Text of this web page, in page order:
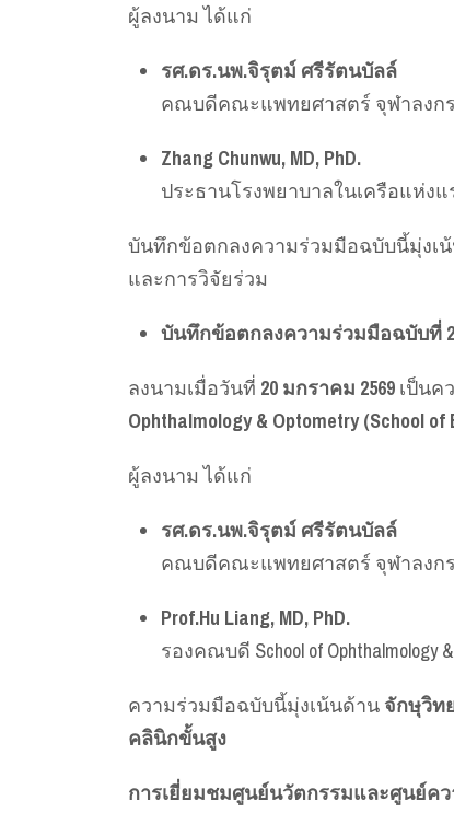
ผู้ลงนาม ได้แก่
รศ.ดร.นพ.จิรุตม์ ศรีรัตนบัลล์
คณบดีคณะแพทยศาสตร์ จุฬาลงก
Zhang Chunwu, MD, PhD.
ประธานโรงพยาบาลในเครือแห่ง
บันทึกข้อตกลงความร่วมมือฉบับนี้มุ่งเ
และการวิจัยร่วม
บันทึกข้อตกลงความร่วมมือฉบับที่ 2
ลงนามเมื่อวันที่ 20 มกราคม 2569 เป็นค
Ophthalmology & Optometry (School
ผู้ลงนาม ได้แก่
รศ.ดร.นพ.จิรุตม์ ศรีรัตนบัลล์
คณบดีคณะแพทยศาสตร์ จุฬาลงก
Prof.Hu Liang, MD, PhD.
รองคณบดี School of Ophthalmology
ความร่วมมือฉบับนี้มุ่งเน้นด้าน จักษุวิท
คลินิกขั้นสูง
การเยี่ยมชมศูนย์นวัตกรรมและศูนย์ค